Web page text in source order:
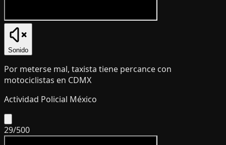
Sonido
Por meterse mal, taxista tiene percance con
motociclistas en CDMX
Actividad Policial México
29/500